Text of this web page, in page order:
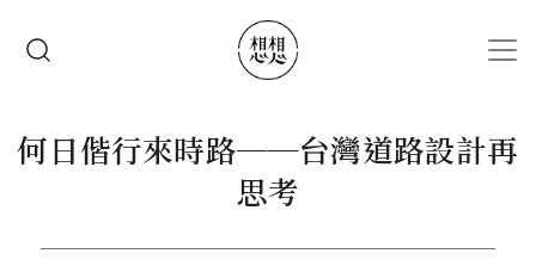
何日偕行來時路──台灣道路設計再
思考